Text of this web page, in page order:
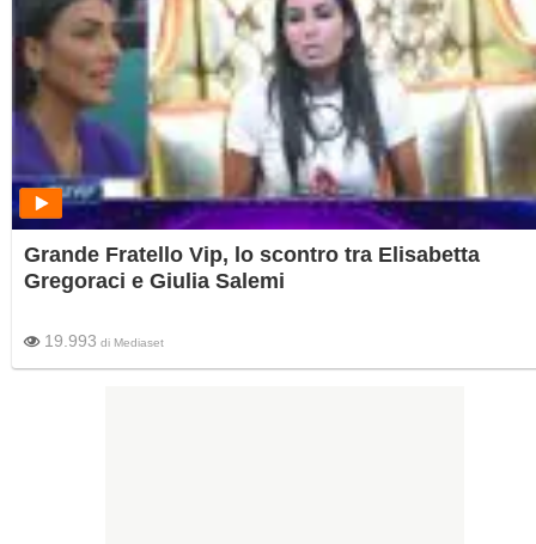
Grande Fratello Vip, lo scontro tra Elisabetta
Gregoraci e Giulia Salemi
19.993 di Mediaset